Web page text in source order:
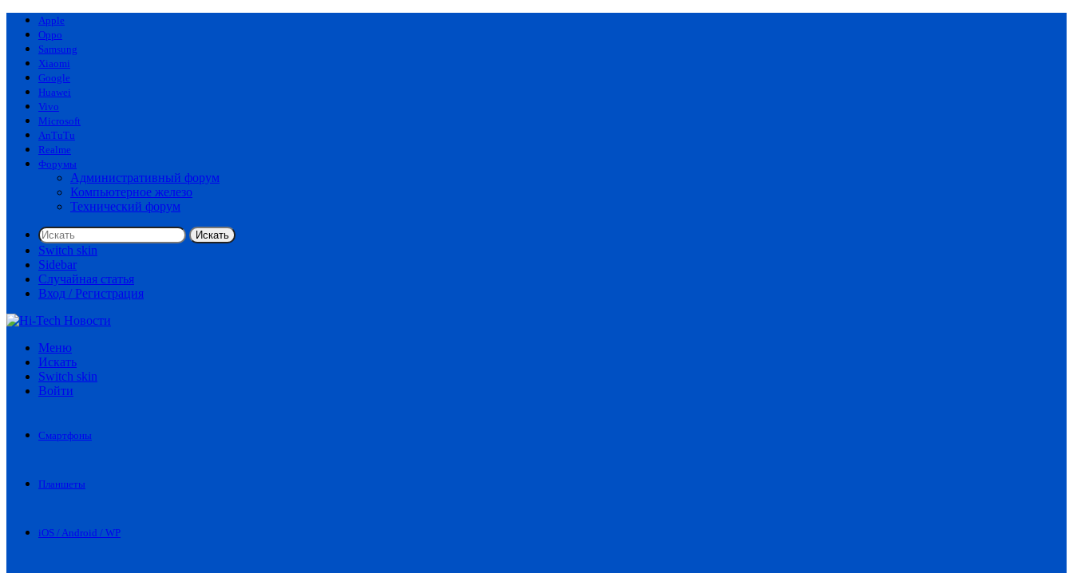
Apple
Oppo
Samsung
Xiaomi
Google
Huawei
Vivo
Microsoft
AnTuTu
Realme
Форумы
Административный форум
Компьютерное железо
Технический форум
Искать
Switch skin
Sidebar
Случайная статья
Вход / Регистрация
Меню
Искать
Switch skin
Войти
Смартфоны
Планшеты
iOS / Android / WP